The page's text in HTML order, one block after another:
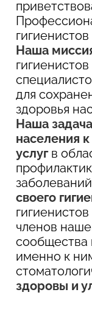
Наша
для
здоровья
Наша задача
населения
услуг в
своего
членов
сообщества
именно к
здоровы и